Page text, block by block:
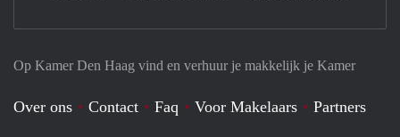
Op Kamer Den Haag vind en verhuur je makkelijk je Kamer
Over ons Contact Faq Voor Makelaars
Partners